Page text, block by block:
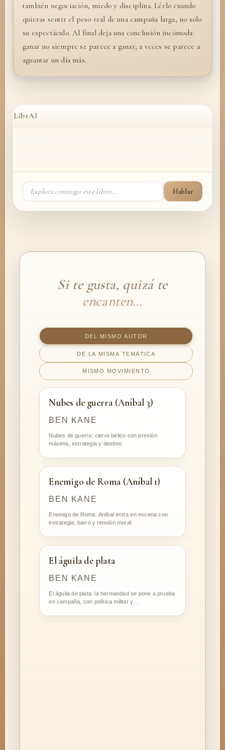
también negociación, miedo y disciplina. Léelo cuando
quieras sentir el peso real de una campaña larga, no solo
su espectáculo. Al final deja una conclusión incómoda:
ganar no siempre se parece a ganar; a veces se parece a
aguantar un día más.
LibrAI
Hablar
Si te gusta, quizá te
encanten…
DEL MISMO AUTOR
DE LA MISMA TEMÁTICA
MISMO MOVIMIENTO
Nubes de guerra (Aníbal 3)
BEN KANE
Nubes de guerra: cierre bélico con presión
máxima, estrategia y destino.
Enemigo de Roma (Aníbal 1)
BEN KANE
Enemigo de Roma: Aníbal entra en escena con
estrategia, barro y tensión moral.
El águila de plata
BEN KANE
El águila de plata: la hermandad se pone a prueba
en campaña, con política militar y…